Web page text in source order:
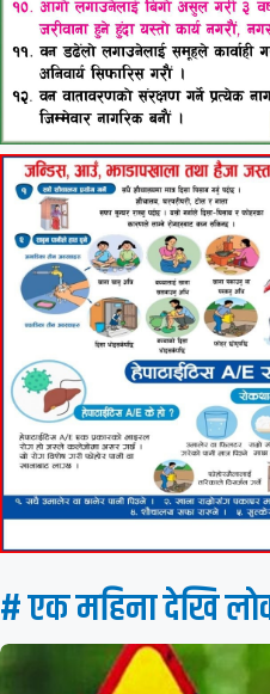
# एक महिना देखि